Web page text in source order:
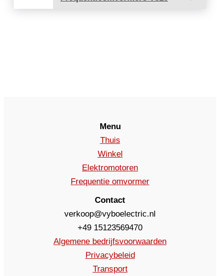
Menu
Thuis
Winkel
Elektromotoren
Frequentie omvormer
Contact
verkoop@vyboelectric.nl
+49 15123569470
Algemene bedrijfsvoorwaarden
Privacybeleid
Transport